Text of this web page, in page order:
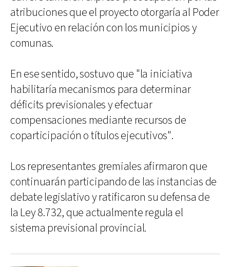
atribuciones que el proyecto otorgaría al Poder
Ejecutivo en relación con los municipios y
comunas.
En ese sentido, sostuvo que "la iniciativa
habilitaría mecanismos para determinar
déficits previsionales y efectuar
compensaciones mediante recursos de
coparticipación o títulos ejecutivos".
Los representantes gremiales afirmaron que
continuarán participando de las instancias de
debate legislativo y ratificaron su defensa de
la Ley 8.732, que actualmente regula el
sistema previsional provincial.